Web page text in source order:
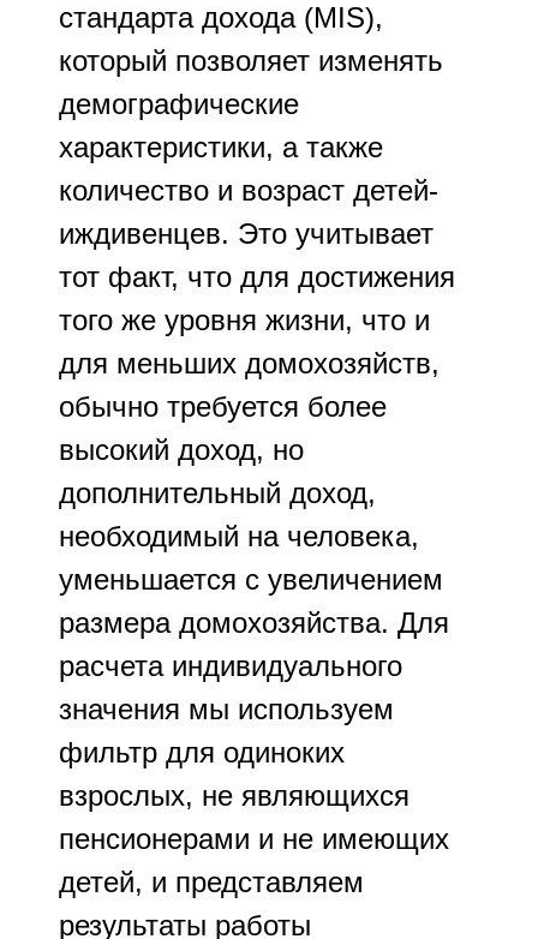
стандарта дохода (MIS),
который позволяет изменять
демографические
характеристики, а также
количество и возраст детей-
иждивенцев. Это учитывает
тот факт, что для достижения
того же уровня жизни, что и
для меньших домохозяйств,
обычно требуется более
высокий доход, но
дополнительный доход,
необходимый на человека,
уменьшается с увеличением
размера домохозяйства. Для
расчета индивидуального
значения мы используем
фильтр для одиноких
взрослых, не являющихся
пенсионерами и не имеющих
детей, и представляем
результаты работы